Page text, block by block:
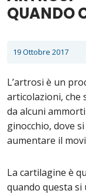
QUANDO
19 Ottobre 2017
L’artrosi è un
articolazioni, che
da alcuni
ginocchio, dove
aumentare il
La cartilagine è
quando questa si